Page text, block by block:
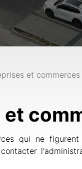
et commerces
qui ne